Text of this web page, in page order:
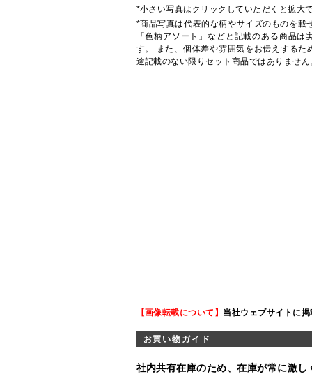
*小さい写真はクリックしていただくと拡大
*商品写真は代表的な柄やサイズのものを
「色柄アソート」などと記載のある商品
す。 また、個体差や雰囲気をお伝えする
途記載のない限りセット商品ではありません
【画像転載について】 当社ウェブサイトに
お買い物ガイド
社内共有在庫のため、在庫が常に激